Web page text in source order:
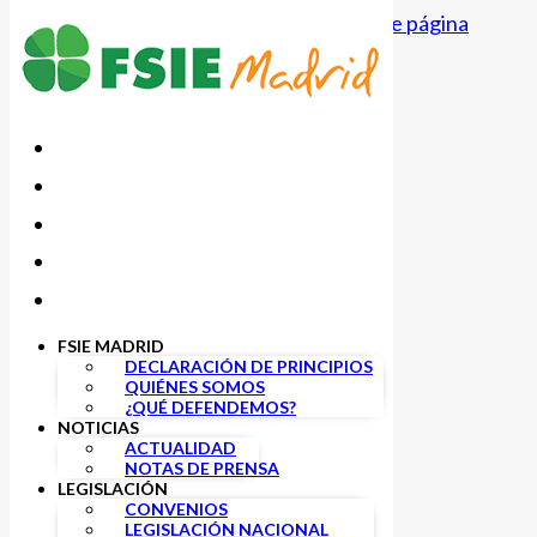
Saltar al contenido principal Saltar al pie de página
FSIE MADRID
DECLARACIÓN DE PRINCIPIOS
QUIÉNES SOMOS
¿QUÉ DEFENDEMOS?
NOTICIAS
ACTUALIDAD
NOTAS DE PRENSA
LEGISLACIÓN
CONVENIOS
LEGISLACIÓN NACIONAL
Infantil